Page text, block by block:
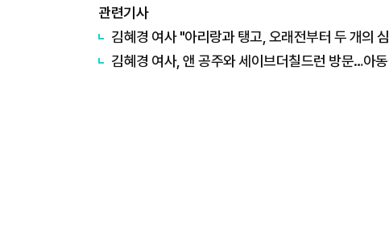
관련기사
김혜경 여사 "아리랑과 탱고, 오래전부터 두 개의
김혜경 여사, 앤 공주와 세이브더칠드런 방문…아